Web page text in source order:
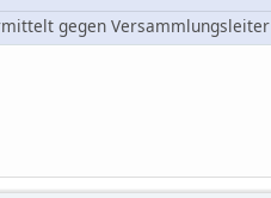
gegen Versammlungsleiter